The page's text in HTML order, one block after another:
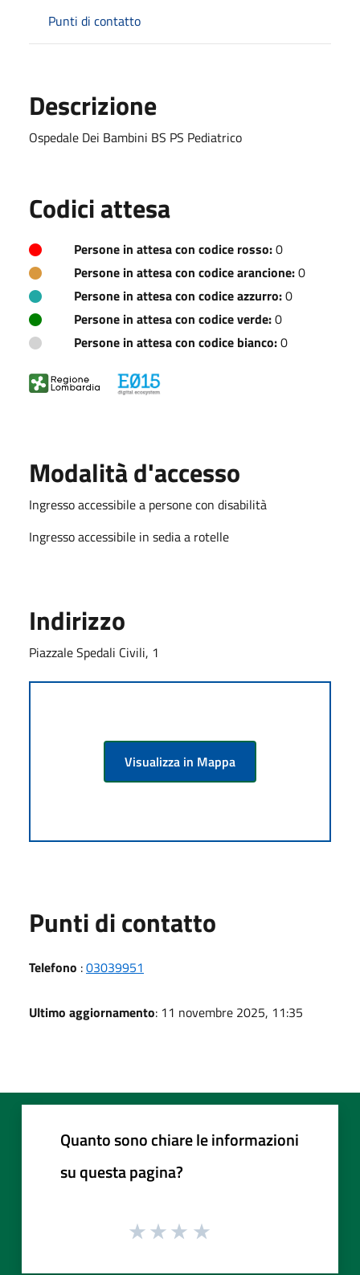
Punti di contatto
Descrizione
Ospedale Dei Bambini BS PS Pediatrico
Codici attesa
Persone in attesa con codice rosso:0
Persone in attesa con codice arancione:0
Persone in attesa con codice azzurro:0
Persone in attesa con codice verde:0
Persone in attesa con codice bianco:0
Modalità d'accesso
Ingresso accessibile a persone con disabilità
Ingresso accessibile in sedia a rotelle
Indirizzo
Piazzale Spedali Civili, 1
Visualizza in Mappa
Punti di contatto
Telefono :03039951
Ultimo aggiornamento: 11 novembre 2025, 11:35
Quanto sono chiare le informazioni
su questa pagina?